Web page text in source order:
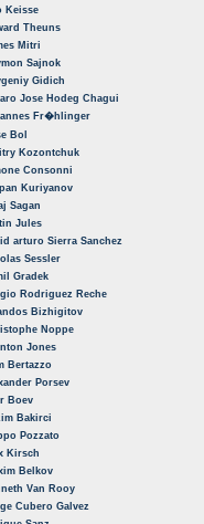
Keisse
Theuns
Mitri
Sajnok
Gidich
Jose Hodeg Chagui
Fr�hlinger
Bol
Kozontchuk
Consonni
Kuriyanov
Sagan
Jules
arturo Sierra Sanchez
Sessler
Gradek
Rodriguez Reche
Bizhigitov
Noppe
Jones
Bertazzo
Porsev
Boev
Bakirci
Pozzato
Kirsch
Belkov
Van Rooy
Cubero Galvez